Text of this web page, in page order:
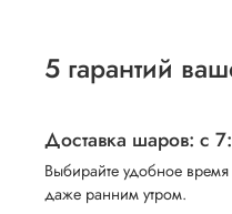
5 гарантий
Доставка шаров: с
Выбирайте удобное
даже ранним утром.